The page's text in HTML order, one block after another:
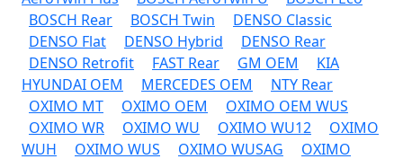
BOSCH Rear
BOSCH Twin
DENSO Classic
DENSO Flat
DENSO Hybrid
DENSO Rear
DENSO Retrofit
FAST Rear GM OEM
KIA
HYUNDAI OEM
MERCEDES OEM
NTY Rear
OXIMO MT
OXIMO OEM
OXIMO OEM WUS
OXIMO WR
OXIMO WU OXIMO WU12
OXIMO
WUH
OXIMO WUS OXIMO WUSAG
OXIMO